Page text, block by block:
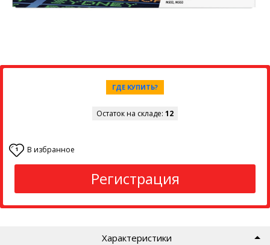
ГДЕ КУПИТЬ?
Остаток на складе: 12
1 В избранное
Регистрация
Характеристики